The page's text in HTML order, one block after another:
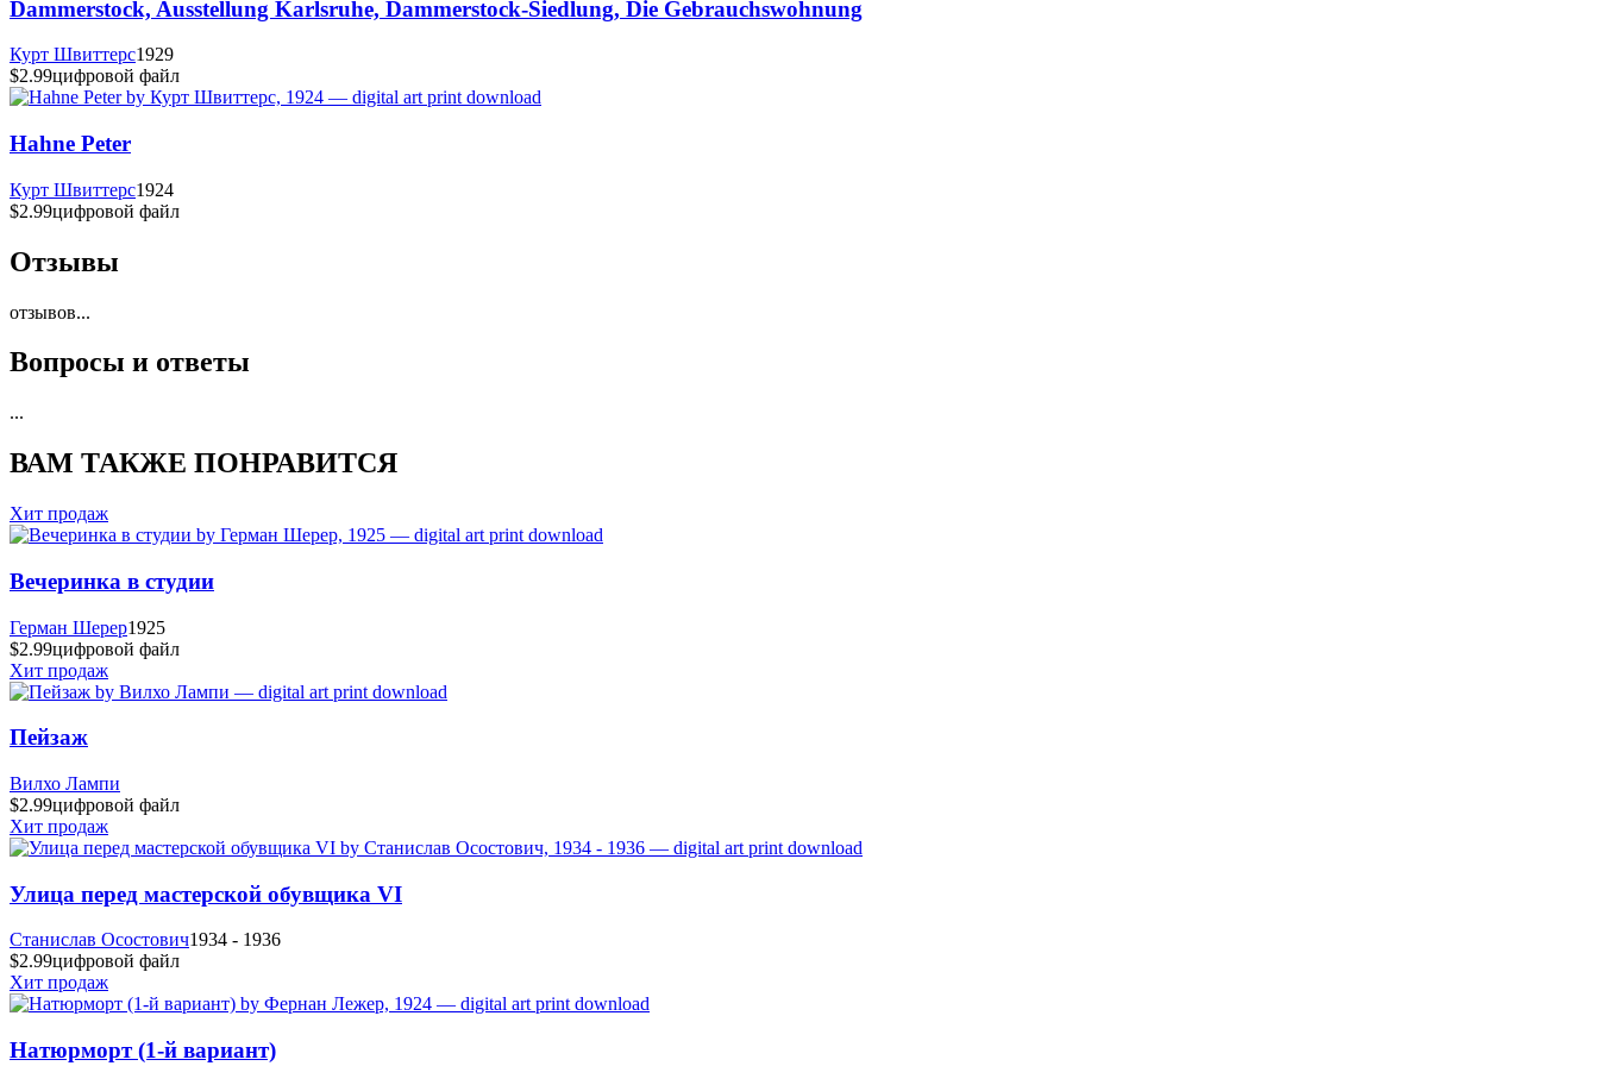
Dammerstock, Ausstellung Karlsruhe, Dammerstock-Siedlung, Die Gebrauchswohnung
Курт Швиттерс1929
$2.99цифровой файл
Hahne Peter
Курт Швиттерс1924
$2.99цифровой файл
Отзывы
отзывов...
Вопросы и ответы
...
ВАМ ТАКЖЕ ПОНРАВИТСЯ
Хит продаж
Вечеринка в студии
Герман Шерер1925
$2.99цифровой файл
Хит продаж
Пейзаж
Вилхо Лампи
$2.99цифровой файл
Хит продаж
Улица перед мастерской обувщика VI
Станислав Осостович1934 - 1936
$2.99цифровой файл
Хит продаж
Натюрморт (1-й вариант)